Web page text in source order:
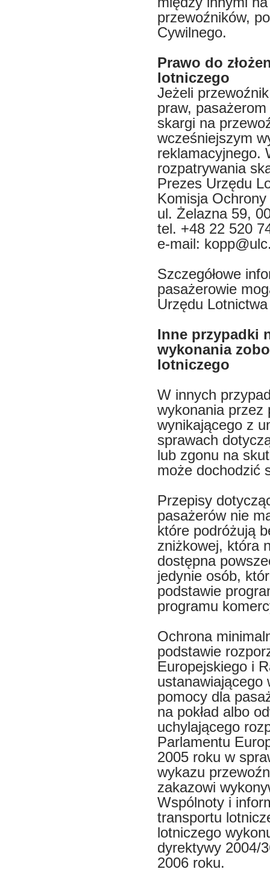
przewoźników,
Cywilnego.
Prawo do
lotniczego
Jeżeli
praw,
skargi na
wcześniejszym
reklamacyjnego.
rozpatrywania
Prezes Urzędu
Komisja
ul. Żelazna 59,
tel. +48 22 520
e-mail:
Szczegółowe
pasażerowie
Urzędu
Inne przypadki
wykonania
lotniczego
W innych
wykonania przez
wynikającego z
sprawach
lub zgonu na
może dochodzić
Przepisy
pasażerów nie
które podróżują
zniżkowej, która
dostępna
jedynie osób,
podstawie
programu
Ochrona
podstawie
Europejskiego i
ustanawiającego
pomocy dla
na pokład albo
uchylającego
Parlamentu
2005 roku w
wykazu
zakazowi
Wspólnoty i
transportu
lotniczego
dyrektywy 2004/
2006 roku.